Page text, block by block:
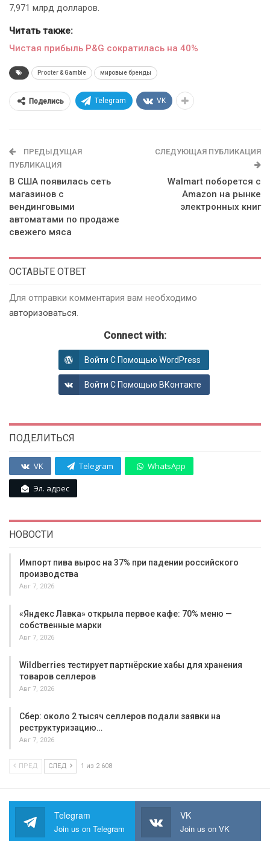
7,971 млрд долларов.
Читать также:
Чистая прибыль P&G сократилась на 40%
Procter & Gamble мировые бренды
Поделись Telegram VK
ПРЕДЫДУЩАЯ
ПУБЛИКАЦИЯ
В США появилась сеть
магазинов с
вендинговыми
автоматами по продаже
свежего мяса
СЛЕДУЮЩАЯ ПУБЛИКАЦИЯ
Walmart поборется с
Amazon на рынке
электронных книг
ОСТАВЬТЕ ОТВЕТ
Для отправки комментария вам необходимо
авторизоваться.
Connect with:
Войти С Помощью WordPress
Войти С Помощью ВКонтакте
ПОДЕЛИТЬСЯ
VK Telegram WhatsApp
Эл. адрес
НОВОСТИ
Импорт пива вырос на 37% при падении российского
производства
Авг 7, 2026
«Яндекс Лавка» открыла первое кафе: 70% меню —
собственные марки
Авг 7, 2026
Wildberries тестирует партнёрские хабы для хранения
товаров селлеров
Авг 7, 2026
Сбер: около 2 тысяч селлеров подали заявки на
реструктуризацию…
Авг 7, 2026
ПРЕД СЛЕД 1 из 2 608
Telegram
Join us on Telegram
VK
Join us on VK